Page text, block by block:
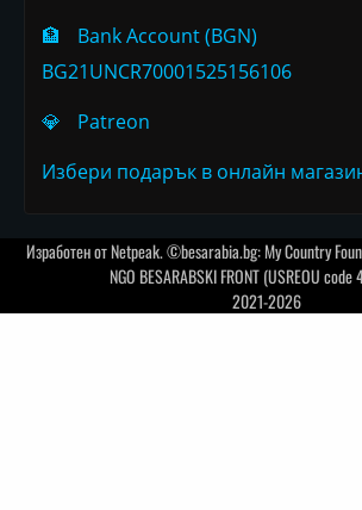
🏦
Bank Account (BGN)
BG21UNCR70001525156106
💎
Patreon
Избери подарък в онлайн
Изработен отNetpeak. ©besarabia.bg: My Country
NGO BESARABSKI FRONT (USREOU
2021-2026